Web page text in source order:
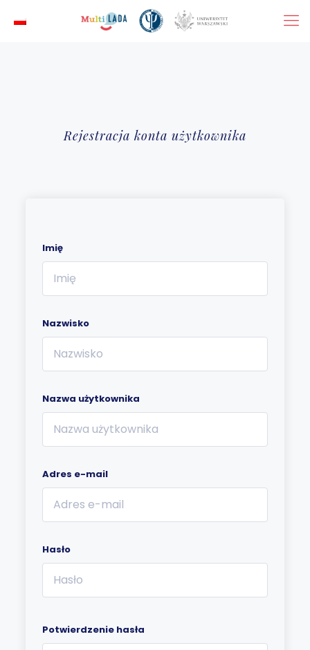
Rejestracja konta użytkownika
Imię
Nazwisko
Nazwa użytkownika
Adres e-mail
Hasło
Potwierdzenie hasła